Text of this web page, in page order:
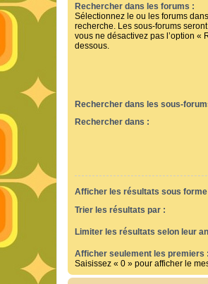
Rechercher dans les forums :
Sélectionnez le ou les forums
recherche. Les sous-forums
vous ne désactivez pas l’option «
dessous.
Rechercher dans les sous-
Rechercher dans :
Afficher les résultats sous forme
Trier les résultats par :
Limiter les résultats selon leur
Afficher seulement les premiers :
Saisissez « 0 » pour afficher le